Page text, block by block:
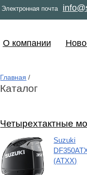
Электронная почта
О компании
Главная /
Каталог
Четырехтактные
Suzuki
(ATXX)